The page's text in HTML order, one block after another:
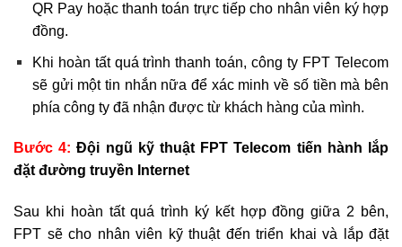
QR Pay hoặc thanh toán trực tiếp cho nhân viên ký hợp
đồng.
Khi hoàn tất quá trình thanh toán, công ty FPT Telecom
sẽ gửi một tin nhắn nữa để xác minh về số tiền mà bên
phía công ty đã nhận được từ khách hàng của mình.
Bước 4: Đội ngũ kỹ thuật FPT Telecom tiến hành lắp
đặt đường truyền Internet
Sau khi hoàn tất quá trình ký kết hợp đồng giữa 2 bên,
FPT sẽ cho nhân viên kỹ thuật đến triển khai và lắp đặt